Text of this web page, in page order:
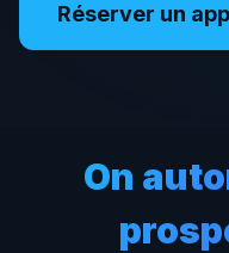
Réserver un
On